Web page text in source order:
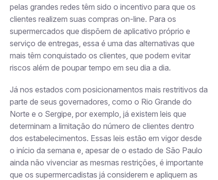
pelas grandes redes têm sido o incentivo para que os
clientes realizem suas compras on-line. Para os
supermercados que dispõem de aplicativo próprio e
serviço de entregas, essa é uma das alternativas que
mais têm conquistado os clientes, que podem evitar
riscos além de poupar tempo em seu dia a dia.
Já nos estados com posicionamentos mais restritivos da
parte de seus governadores, como o Rio Grande do
Norte e o Sergipe, por exemplo, já existem leis que
determinam a limitação do número de clientes dentro
dos estabelecimentos. Essas leis estão em vigor desde
o início da semana e, apesar de o estado de São Paulo
ainda não vivenciar as mesmas restrições, é importante
que os supermercadistas já considerem e apliquem as